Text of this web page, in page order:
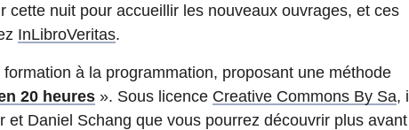
cette nuit pour accueillir les nouveaux ouvrages, et ces
InLibroVeritas.
à la programmation, proposant une méthode
20 heures». Sous licence Creative Commons By Sa, il
Daniel Schang que vous pourrez découvrir plus avant